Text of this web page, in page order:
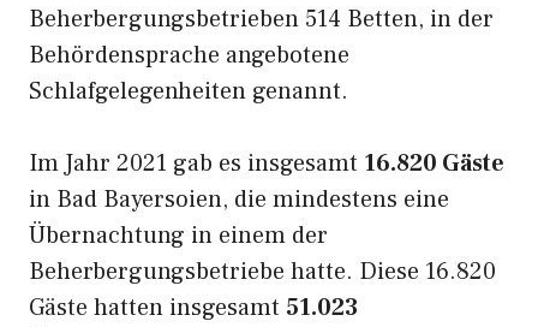
Beherbergungsbetrieben 514 Betten, in der
Behördensprache angebotene
Schlafgelegenheiten genannt.
Im Jahr 2021 gab es insgesamt 16.820 Gäste
in Bad Bayersoien, die mindestens eine
Übernachtung in einem der
Beherbergungsbetriebe hatte. Diese 16.820
Gäste hatten insgesamt 51.023